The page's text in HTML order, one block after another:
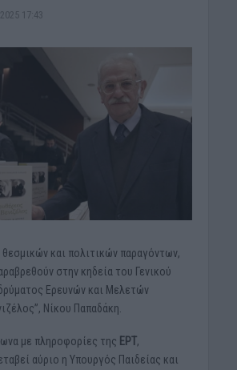
17:43
και πολιτικών παραγόντων,
στην κηδεία του Γενικού
Ερευνών και Μελετών
Νίκου Παπαδάκη.
με πληροφορίες της ΕΡΤ,
αύριο η Υπουργός Παιδείας και